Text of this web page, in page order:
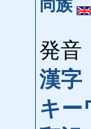
同族
発音
漢字
キー